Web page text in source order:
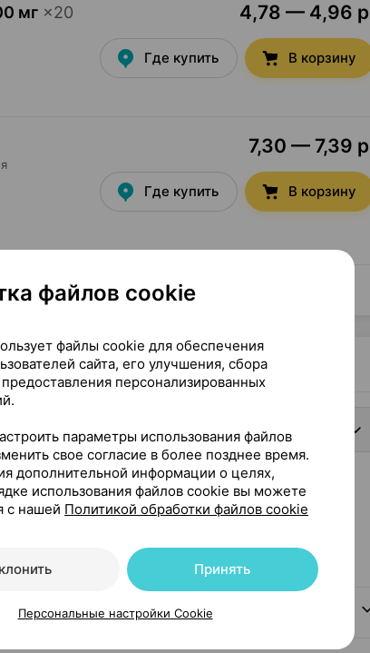
мг ×20 4,78 — 4,96
Где купить В корзину
7,30 — 7,39
Где купить В корзину
еще
Великобритания
файлов cookie
файлы cookie для обеспечения
сайта, его улучшения, сбора
предоставления персонализированных
параметры использования файлов
свое согласие в более позднее время.
дополнительной информации о целях,
использования файлов cookie вы можете
с нашей Политикой обработки файлов cookie
Принять
Персональные настройки Cookie